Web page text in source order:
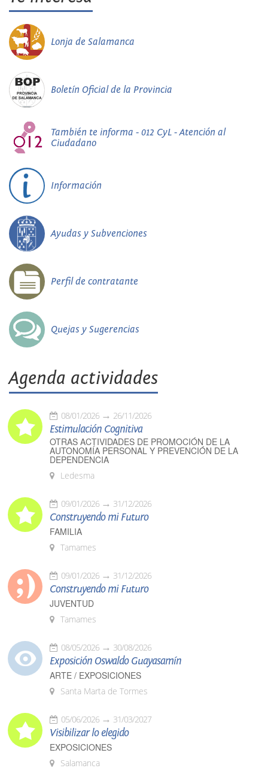
Lonja de Salamanca
Boletín Oficial de la Provincia
También te informa - 012 CyL - Atención al
Ciudadano
Información
Ayudas y Subvenciones
Perfil de contratante
Quejas y Sugerencias
Agenda actividades
08/01/2026 26/11/2026
Estimulación Cognitiva
OTRAS ACTIVIDADES DE PROMOCIÓN DE LA
AUTONOMÍA PERSONAL Y PREVENCIÓN DE LA
DEPENDENCIA
Ledesma
09/01/2026 31/12/2026
Construyendo mi Futuro
FAMILIA
Tamames
09/01/2026 31/12/2026
Construyendo mi Futuro
JUVENTUD
Tamames
08/05/2026 30/08/2026
Exposición Oswaldo Guayasamín
ARTE / EXPOSICIONES
Santa Marta de Tormes
05/06/2026 31/03/2027
Visibilizar lo elegido
EXPOSICIONES
Salamanca